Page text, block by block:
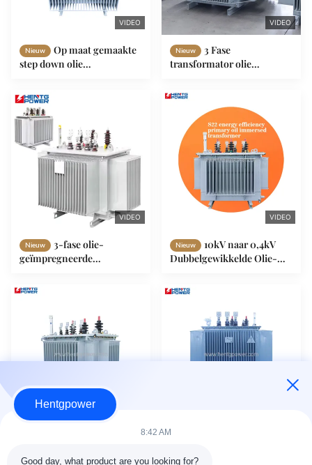
VIDEO
Nieuw
Op maat gemaakte
step down olie
Industrial Power
Transformer 100kVA
VIDEO
Nieuw
3 Fase
transformator olie
100KVA 125KVA Twee
wikkels rechthoekige vorm
VIDEO
Nieuw
3-fase olie-
geïmpregneerde
en aftransformator,
VIDEO
Nieuw
10kV naar 0,4kV
Dubbelgewikkelde Olie-
Distributietransformator
30kVA 50kVA 80kVA
Hentgpower
8:42 AM
Good day, what product are you looking for?